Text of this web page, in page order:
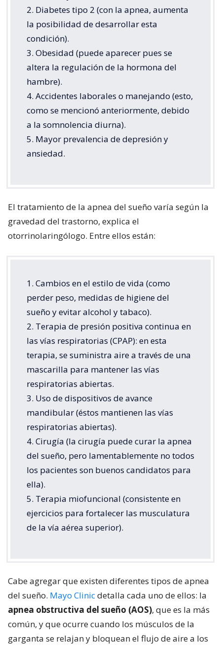
2. Diabetes tipo 2 (con la apnea, aumenta
la posibilidad de desarrollar esta
condición).
3. Obesidad (puede aparecer pues se
altera la regulación de la hormona del
hambre).
4. Accidentes laborales o manejando (esto,
como se mencionó anteriormente, debido
a la somnolencia diurna).
5. Mayor prevalencia de depresión y
ansiedad.
El tratamiento de la apnea del sueño varía según la
gravedad del trastorno, explica el
otorrinolaringólogo. Entre ellos están:
1. Cambios en el estilo de vida (como
perder peso, medidas de higiene del
sueño y evitar alcohol y tabaco).
2. Terapia de presión positiva continua en
las vías respiratorias (CPAP): en esta
terapia, se suministra aire a través de una
mascarilla para mantener las vías
respiratorias abiertas.
3. Uso de dispositivos de avance
mandibular (éstos mantienen las vías
respiratorias abiertas).
4. Cirugía (la cirugía puede curar la apnea
del sueño, pero lamentablemente no todos
los pacientes son buenos candidatos para
ella).
5. Terapia miofuncional (consistente en
ejercicios para fortalecer las musculatura
de la vía aérea superior).
Cabe agregar que existen diferentes tipos de apnea
del sueño. Mayo Clinicdetalla cada uno de ellos: la
apnea obstructiva del sueño (AOS), que es la más
común, y que ocurre cuando los músculos de la
garganta se relajan y bloquean el flujo de aire a los